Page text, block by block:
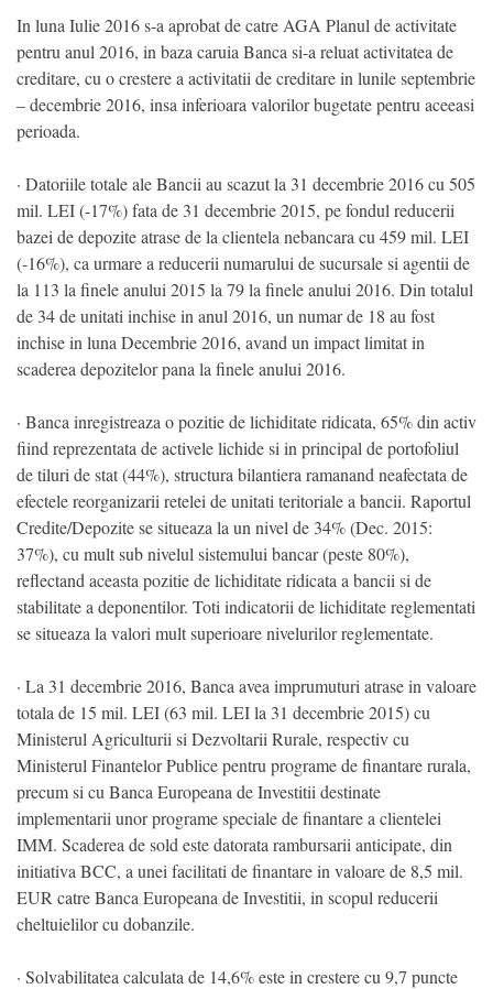
In luna Iulie 2016 s-a aprobat de catre AGA Planul de activitate
pentru anul 2016, in baza caruia Banca si-a reluat activitatea de
creditare, cu o crestere a activitatii de creditare in lunile septembrie
– decembrie 2016, insa inferioara valorilor bugetate pentru aceeasi
perioada.
· Datoriile totale ale Bancii au scazut la 31 decembrie 2016 cu 505
mil. LEI (-17%) fata de 31 decembrie 2015, pe fondul reducerii
bazei de depozite atrase de la clientela nebancara cu 459 mil. LEI
(-16%), ca urmare a reducerii numarului de sucursale si agentii de
la 113 la finele anului 2015 la 79 la finele anului 2016. Din totalul
de 34 de unitati inchise in anul 2016, un numar de 18 au fost
inchise in luna Decembrie 2016, avand un impact limitat in
scaderea depozitelor pana la finele anului 2016.
· Banca inregistreaza o pozitie de lichiditate ridicata, 65% din activ
fiind reprezentata de activele lichide si in principal de portofoliul
de tiluri de stat (44%), structura bilantiera ramanand neafectata de
efectele reorganizarii retelei de unitati teritoriale a bancii. Raportul
Credite/Depozite se situeaza la un nivel de 34% (Dec. 2015:
37%), cu mult sub nivelul sistemului bancar (peste 80%),
reflectand aceasta pozitie de lichiditate ridicata a bancii si de
stabilitate a deponentilor. Toti indicatorii de lichiditate reglementati
se situeaza la valori mult superioare nivelurilor reglementate.
· La 31 decembrie 2016, Banca avea imprumuturi atrase in valoare
totala de 15 mil. LEI (63 mil. LEI la 31 decembrie 2015) cu
Ministerul Agriculturii si Dezvoltarii Rurale, respectiv cu
Ministerul Finantelor Publice pentru programe de finantare rurala,
precum si cu Banca Europeana de Investitii destinate
implementarii unor programe speciale de finantare a clientelei
IMM. Scaderea de sold este datorata rambursarii anticipate, din
initiativa BCC, a unei facilitati de finantare in valoare de 8,5 mil.
EUR catre Banca Europeana de Investitii, in scopul reducerii
cheltuielilor cu dobanzile.
· Solvabilitatea calculata de 14,6% este in crestere cu 9,7 puncte